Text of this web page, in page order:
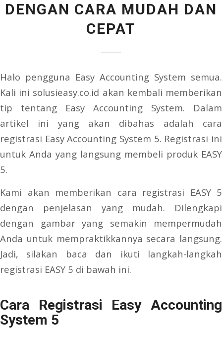
DENGAN CARA MUDAH DAN
CEPAT
Halo pengguna Easy Accounting System semua.
Kali ini solusieasy.co.id akan kembali memberikan
tip tentang Easy Accounting System. Dalam
artikel ini yang akan dibahas adalah cara
registrasi Easy Accounting System 5. Registrasi ini
untuk Anda yang langsung membeli produk EASY
5.
Kami akan memberikan cara registrasi EASY 5
dengan penjelasan yang mudah. Dilengkapi
dengan gambar yang semakin mempermudah
Anda untuk mempraktikkannya secara langsung.
Jadi, silakan baca dan ikuti langkah-langkah
registrasi EASY 5 di bawah ini.
Cara Registrasi Easy Accounting
System 5